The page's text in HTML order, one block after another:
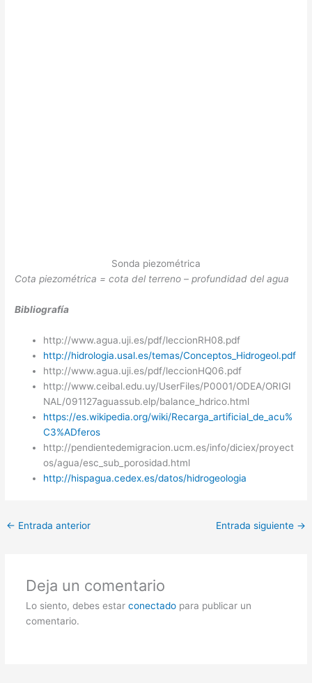
Sonda piezométrica
Cota piezométrica = cota del terreno – profundidad del agua
Bibliografía
http://www.agua.uji.es/pdf/leccionRH08.pdf
http://hidrologia.usal.es/temas/Conceptos_Hidrogeol.pdf
http://www.agua.uji.es/pdf/leccionHQ06.pdf
http://www.ceibal.edu.uy/UserFiles/P0001/ODEA/ORIGI
NAL/091127aguassub.elp/balance_hdrico.html
https://es.wikipedia.org/wiki/Recarga_artificial_de_acu%
C3%ADferos
http://pendientedemigracion.ucm.es/info/diciex/proyect
os/agua/esc_sub_porosidad.html
http://hispagua.cedex.es/datos/hidrogeologia
← Entrada anterior Entrada siguiente →
Deja un comentario
Lo siento, debes estar conectadopara publicar un
comentario.